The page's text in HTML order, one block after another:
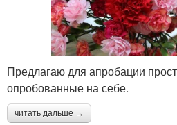
Предлагаю для апробации
опробованные на себе.
читать дальше →